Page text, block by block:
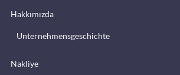
Hakkımızda
Unternehmensgeschichte
Nakliye